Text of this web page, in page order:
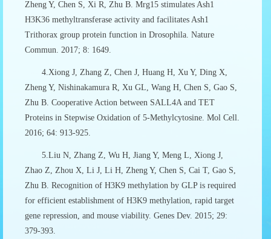
Zheng Y, Chen S, Xi R, Zhu B. Mrg15 stimulates Ash1
H3K36 methyltransferase activity and facilitates Ash1
Trithorax group protein function in Drosophila. Nature
Commun. 2017; 8: 1649.
4.Xiong J, Zhang Z, Chen J, Huang H, Xu Y, Ding X,
Zheng Y, Nishinakamura R, Xu GL, Wang H, Chen S, Gao S,
Zhu B. Cooperative Action between SALL4A and TET
Proteins in Stepwise Oxidation of 5-Methylcytosine. Mol Cell.
2016; 64: 913-925.
5.Liu N, Zhang Z, Wu H, Jiang Y, Meng L, Xiong J,
Zhao Z, Zhou X, Li J, Li H, Zheng Y, Chen S, Cai T, Gao S,
Zhu B. Recognition of H3K9 methylation by GLP is required
for efficient establishment of H3K9 methylation, rapid target
gene repression, and mouse viability. Genes Dev. 2015; 29:
379-393.